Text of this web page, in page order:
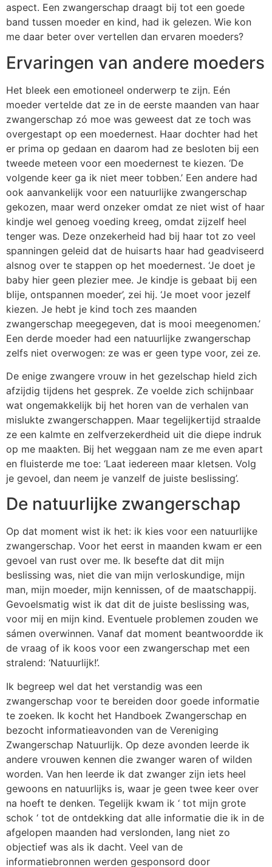
aspect. Een zwangerschap draagt bij tot een goede
band tussen moeder en kind, had ik gelezen. Wie kon
me daar beter over vertellen dan ervaren moeders?
Ervaringen van andere moeders
Het bleek een emotioneel onderwerp te zijn. Eén
moeder vertelde dat ze in de eerste maanden van haar
zwangerschap zó moe was geweest dat ze toch was
overgestapt op een moedernest. Haar dochter had het
er prima op gedaan en daarom had ze besloten bij een
tweede meteen voor een moedernest te kiezen. ‘De
volgende keer ga ik niet meer tobben.’ Een andere had
ook aanvankelijk voor een natuurlijke zwangerschap
gekozen, maar werd onzeker omdat ze niet wist of haar
kindje wel genoeg voeding kreeg, omdat zijzelf heel
tenger was. Deze onzekerheid had bij haar tot zo veel
spanningen geleid dat de huisarts haar had geadviseerd
alsnog over te stappen op het moedernest. ‘Je doet je
baby hier geen plezier mee. Je kindje is gebaat bij een
blije, ontspannen moeder’, zei hij. ‘Je moet voor jezelf
kiezen. Je hebt je kind toch zes maanden
zwangerschap meegegeven, dat is mooi meegenomen.’
Een derde moeder had een natuurlijke zwangerschap
zelfs niet overwogen: ze was er geen type voor, zei ze.
De enige zwangere vrouw in het gezelschap hield zich
afzijdig tijdens het gesprek. Ze voelde zich schijnbaar
wat ongemakkelijk bij het horen van de verhalen van
mislukte zwangerschappen. Maar tegelijkertijd straalde
ze een kalmte en zelfverzekerdheid uit die diepe indruk
op me maakten. Bij het weggaan nam ze me even apart
en fluisterde me toe: ‘Laat iedereen maar kletsen. Volg
je gevoel, dan neem je vanzelf de juiste beslissing’.
De natuurlijke zwangerschap
Op dat moment wist ik het: ik kies voor een natuurlijke
zwangerschap. Voor het eerst in maanden kwam er een
gevoel van rust over me. Ik besefte dat dit mijn
beslissing was, niet die van mijn verloskundige, mijn
man, mijn moeder, mijn kennissen, of de maatschappij.
Gevoelsmatig wist ik dat dit de juiste beslissing was,
voor mij en mijn kind. Eventuele problemen zouden we
sámen overwinnen. Vanaf dat moment beantwoordde ik
de vraag of ik koos voor een zwangerschap met een
stralend: ‘Natuurlijk!’.
Ik begreep wel dat het verstandig was een
zwangerschap voor te bereiden door goede informatie
te zoeken. Ik kocht het Handboek Zwangerschap en
bezocht informatieavonden van de Vereniging
Zwangerschap Natuurlijk. Op deze avonden leerde ik
andere vrouwen kennen die zwanger waren of wilden
worden. Van hen leerde ik dat zwanger zijn iets heel
gewoons en natuurlijks is, waar je geen twee keer over
na hoeft te denken. Tegelijk kwam ik ‘ tot mijn grote
schok ‘ tot de ontdekking dat alle informatie die ik in de
afgelopen maanden had verslonden, lang niet zo
objectief was als ik dacht. Veel van de
informatiebronnen werden gesponsord door